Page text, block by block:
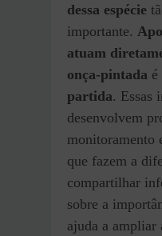
dessa espécie
importante.
atuam
onça-pintada é
partida. Essas
desenvolvem
monitoramento
que fazem a
compartilhar
sobre a
ajuda a ampliar